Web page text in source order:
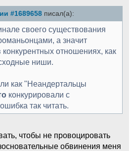
#1689658 писал(а):
своего существования
а значит
отношениях, как
ниши.
как "Неандертальцы
конкурировали с
так читать.
чтобы не провоцировать
обвинения меня